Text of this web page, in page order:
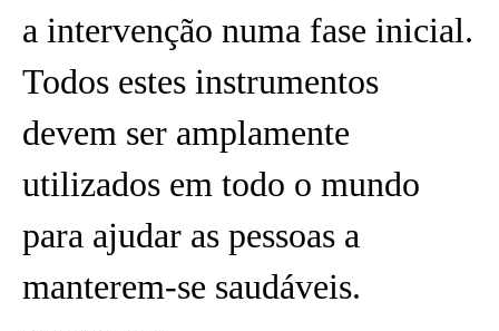
a intervenção numa fase inicial.
Todos estes instrumentos
devem ser amplamente
utilizados em todo o mundo
para ajudar as pessoas a
manterem-se saudáveis.